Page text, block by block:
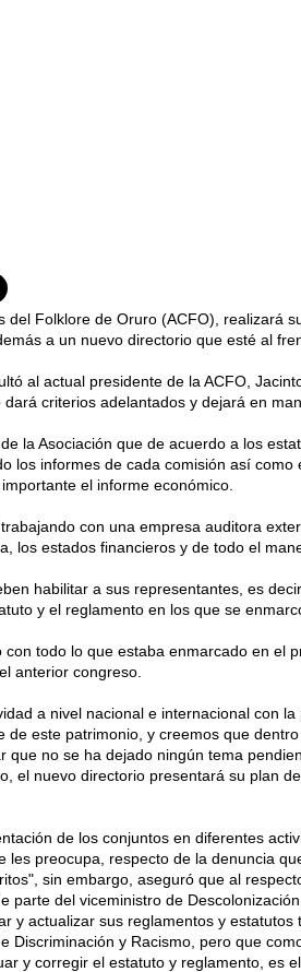
del Folklore de Oruro (ACFO), realizará
a un nuevo directorio que esté al
al actual presidente de la ACFO,
criterios adelantados y dejará en
la Asociación que de acuerdo a los
los informes de cada comisión así
el informe económico.
con una empresa auditora
los estados financieros y de todo el
habilitar a sus representantes, es
y el reglamento en los que se
todo lo que estaba enmarcado en el
anterior congreso.
a nivel nacional e internacional con
de este patrimonio, y creemos que
que no se ha dejado ningún tema
el nuevo directorio presentará su plan
de los conjuntos en diferentes
les preocupa, respecto de la denuncia
sin embargo, aseguró que al
parte del viceministro de
y actualizar sus reglamentos y
Discriminación y Racismo, pero que
y corregir el estatuto y reglamento, es